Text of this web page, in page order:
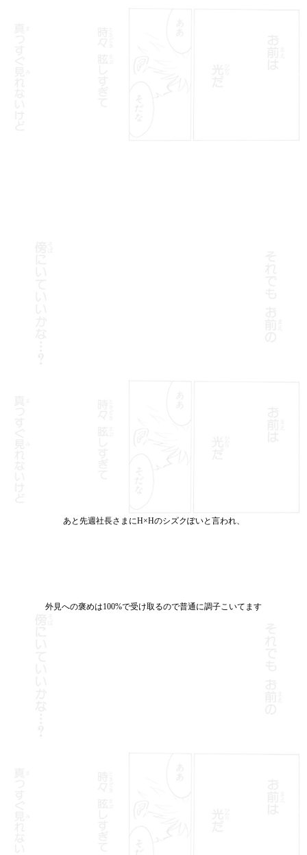
あと先週社長さまにH×Hのシズクぽいと言われ、
外見への褒めは100%で受け取るので普通に調子こいてます